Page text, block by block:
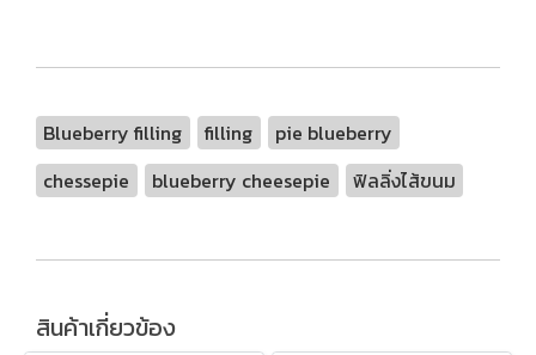
Blueberry filling filling
pie blueberry
chessepie
blueberry cheesepie ฟิลลิ่งไส้ขนม
สินค้าเกี่ยวข้อง